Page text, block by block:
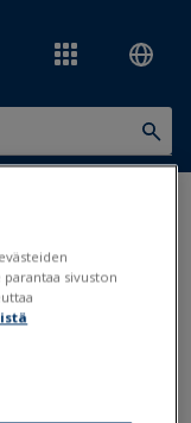
viimeksi: 30.11.2022
sivuston